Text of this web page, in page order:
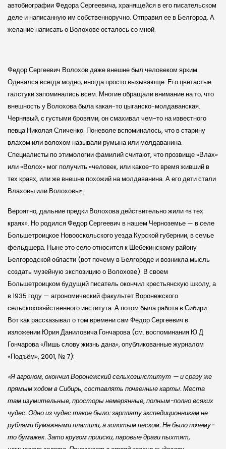
автобиографии Федора Сергеевича, хранящейся в его писательском
деле и написанную им собственноручно. Отправил ее в Белгород. А
желание написать о Волохове осталось со мной.
Федор Сергеевич Волохов даже внешне был человеком ярким.
Одевался всегда модно, иногда просто вызывающе. Его цветастые
галстуки запоминались всем. Многие обращали внимание на то, что
внешность у Волохова была какая-то цыганско-молдаванская.
Чернявый, с густыми бровями, он смахивал чем-то на известного
певца Николая Сличенко. Поневоле вспоминалось, что в старину
влахом или волохом называли румына или молдаванина.
Специалисты по этимологии фамилий считают, что прозвище «Влах»
или «Волох» мог получить «человек, или какое-то время живший в
тех краях, или же внешне похожий на молдаванина. А его дети стали
Влаховы или Волоховы».
Вероятно, дальние предки Волохова действительно жили «в тех
краях». Но родился Федор Сергеевич в нашем Черноземье — в селе
Большетроицкое Новооскольского уезда Курской губернии, в семье
фельдшера. Ныне это село относится к Шебекинскому району
Белгородской области (вот почему в Белгороде и возникла мысль
создать музейную экспозицию о Волохове). В своем
Большетроицком будущий писатель окончил крестьянскую школу, а
в 1935 году — агрономический факультет Воронежского
сельскохозяйственного института. А потом была работа в Сибири.
Вот как рассказывал о том времени сам Федор Сергеевич в
изложении Юрия Даниловича Гончарова (см. воспоминания Ю.Д
Гончарова «Лишь слову жизнь дана», опубликованные журналом
«Подъём», 2001, № 7):
«Я агроном, окончил Воронежский сельхозинститут — и сразу же
прямым ходом в Сибирь, составлять почвенные карты. Места
там изумительные, просторы немерянные, полным-полно всяких
чудес. Одно из чудес такое было: зарплату экспедиционникам не
рублями бумажными платили, а золотым песком. Не было почему-
то бумажек. Зато кругом прииски, паровые драги пыхтят,